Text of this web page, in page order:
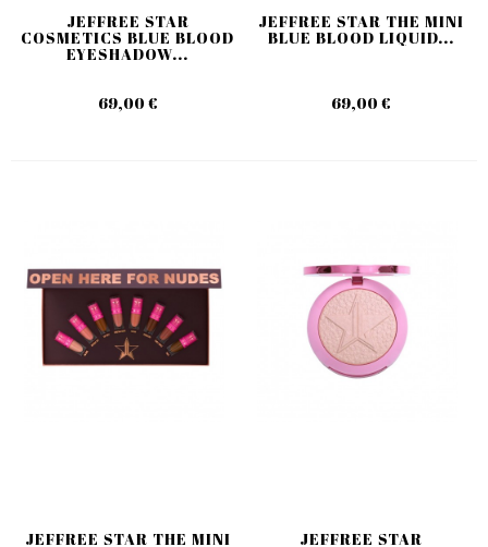
JEFFREE STAR
COSMETICS BLUE BLOOD
EYESHADOW...
69,00 €
JEFFREE STAR THE MINI
BLUE BLOOD LIQUID...
69,00 €
JEFFREE STAR THE MINI JEFFREE STAR